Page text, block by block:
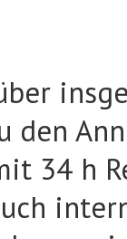
den
34 h